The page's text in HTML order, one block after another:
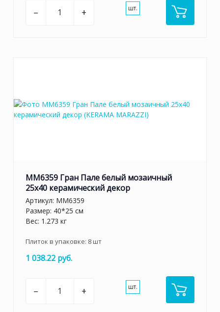
– + шт.
MM6359 Гран Пале белый мозаичный
25x40 керамический декор
Артикул: MM6359
Размер: 40*25 см
Вес: 1.273 кг
Плиток в упаковке: 8шт
1 038.22 руб.
– + шт.